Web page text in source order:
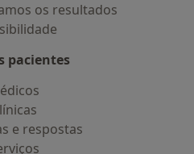
os resultados
pacientes
e respostas